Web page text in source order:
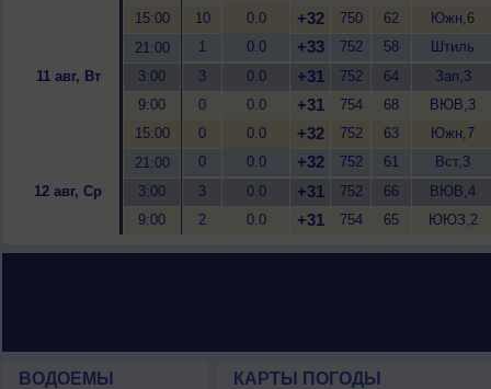
15:00
10 0.0 +32 750 62
Южн,6
21:00
1 0.0 +33 752 58
Штиль
11 авг, Вт
3:00 3 0.0 +31 752 64
Зап,3
9:00
0 0.0 +31 754 68
ВЮВ,3
15:00
0 0.0 +32 752 63
Южн,7
21:00
0 0.0 +32 752 61
Вст,3
12 авг, Ср
3:00 3 0.0 +31 752 66
ВЮВ,4
9:00
2 0.0 +31 754 65 ЮЮЗ,2
ВОДОЕМЫ КАРТЫ ПОГОДЫ